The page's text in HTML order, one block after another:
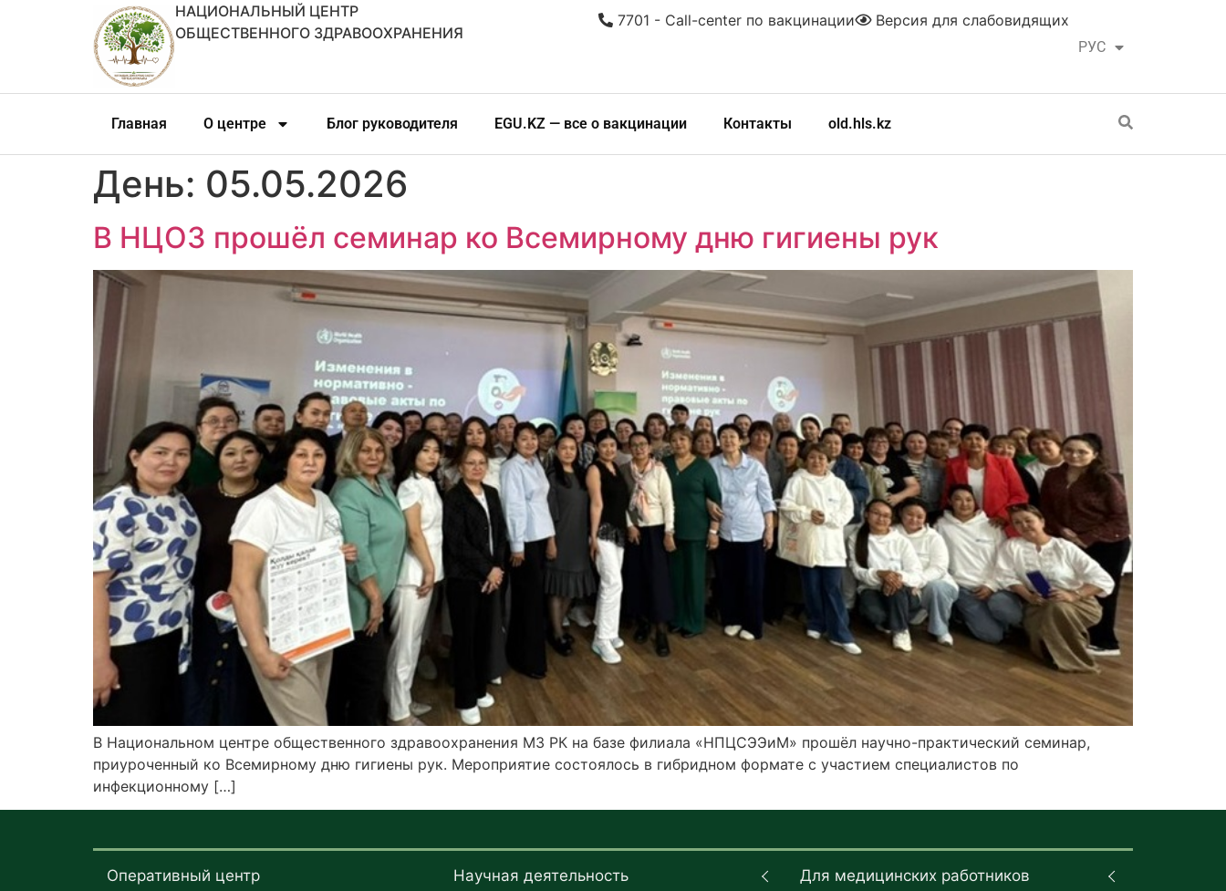
НАЦИОНАЛЬНЫЙ ЦЕНТР
ОБЩЕСТВЕННОГО ЗДРАВООХРАНЕНИЯ
РУС
ҚАЗ
Версия для слабовидящих
7701 - Call-center по вакцинации
Главная О центре Блог руководителя EGU.KZ — все о вакцинации Контакты old.hls.kz
День: 05.05.2026
В НЦОЗ прошёл семинар ко Всемирному дню гигиены рук
В Национальном центре общественного здравоохранения МЗ РК на базе филиала «НПЦСЭЭиМ» прошёл научно-практический семинар,
приуроченный ко Всемирному дню гигиены рук. Мероприятие состоялось в гибридном формате с участием специалистов по
инфекционному […]
Оперативный центр Научная деятельность Для медицинских работников